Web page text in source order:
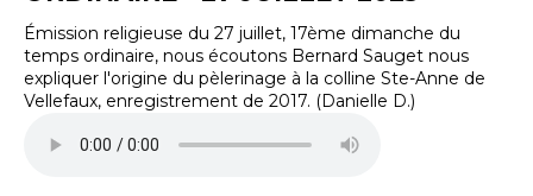
Émission religieuse du 27 juillet, 17ème dimanche du
temps ordinaire, nous écoutons Bernard Sauget nous
expliquer l'origine du pèlerinage à la colline Ste-Anne de
Vellefaux, enregistrement de 2017. (Danielle D.)